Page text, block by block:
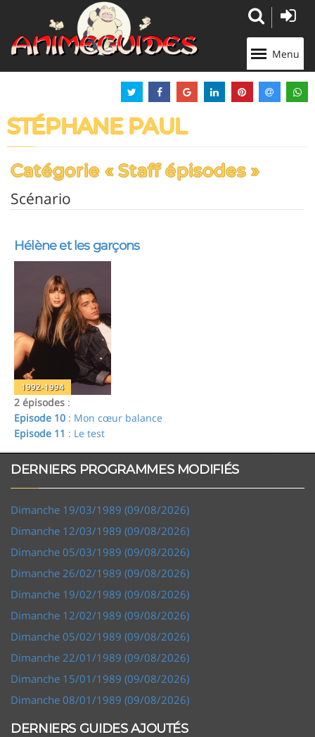
Menu
STÉPHANE PAUL
Catégorie « Staff épisodes »
Scénario
Hélène et les garçons
1992-1994
2 épisodes :
Episode 10 : Mon cœur balance
Episode 11 : Le test
DERNIERS PROGRAMMES MODIFIÉS
Dimanche 19/03/1989 (09/08/2026)
Dimanche 12/03/1989 (09/08/2026)
Dimanche 05/03/1989 (09/08/2026)
Dimanche 26/02/1989 (09/08/2026)
Dimanche 19/02/1989 (09/08/2026)
Dimanche 12/02/1989 (09/08/2026)
Dimanche 05/02/1989 (09/08/2026)
Dimanche 22/01/1989 (09/08/2026)
Dimanche 15/01/1989 (09/08/2026)
Dimanche 08/01/1989 (09/08/2026)
DERNIERS GUIDES AJOUTÉS
Panneau de gestion des cookies